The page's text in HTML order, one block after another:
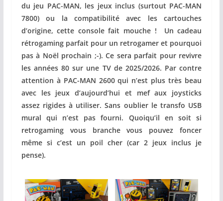
du jeu PAC-MAN, les jeux inclus (surtout PAC-MAN
7800) ou la compatibilité avec les cartouches
d’origine, cette console fait mouche ! Un cadeau
rétrogaming parfait pour un retrogamer et pourquoi
pas à Noël prochain ;-). Ce sera parfait pour revivre
les années 80 sur une TV de 2025/2026. Par contre
attention à PAC-MAN 2600 qui n’est plus très beau
avec les jeux d’aujourd’hui et mef aux joysticks
assez rigides à utiliser. Sans oublier le transfo USB
mural qui n’est pas fourni. Quoiqu’il en soit si
retrogaming vous branche vous pouvez foncer
même si c’est un poil cher (car 2 jeux inclus je
pense).